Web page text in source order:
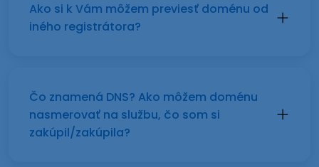
Ako si k Vám môžem previesť doménu od
iného registrátora?
Čo znamená DNS? Ako môžem doménu
nasmerovať na službu, čo som si
zakúpil/zakúpila?